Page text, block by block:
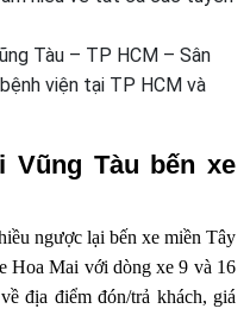
Tàu – TP HCM – Sân
viện tại TP HCM và
Vũng Tàu bến xe
ngược lại bến xe miền Tây
Hoa Mai với dòng xe 9 và 16
địa điểm đón/trả khách, giá